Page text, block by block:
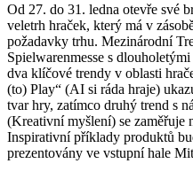
Od 27. do 31. ledna otevře své
veletrh hraček, který má v
požadavky trhu. Mezinárodní
Spielwarenmesse s
dva klíčové trendy v oblasti
(to) Play“ (AI si ráda hraje)
tvar hry, zatímco druhý trend s
(Kreativní myšlení) se zaměřuje
Inspirativní příklady produktů
prezentovány ve vstupní hale